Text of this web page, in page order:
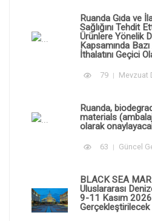
Ruanda Gıda ve
Sağlığını Tehdit
Ürünlere Yönelik
Kapsamında
İthalatını Geçici
79 Mevzuat
Ruanda,
materials
olarak
63 Güncel
BLACK SEA
Uluslararası
9-11 Kasım
Gerçekleştirilecek